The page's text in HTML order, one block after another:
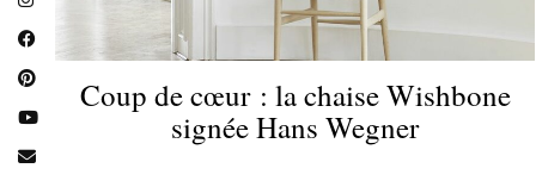
Coup de cœur : la chaise Wishbone
signée Hans Wegner